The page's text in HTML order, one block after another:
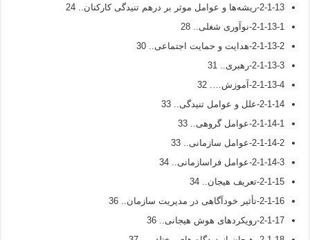
2-1-13-ریشه‌ها و عوامل موثر بر درهم تنیدگی کارکنان.. 24
2-1-13-1-نوآوری شغلی.. 28
2-1-13-2-هدایت و حمایت اجتماعی.. 30
2-1-13-3-رهبری.. 31
2-1-13-4-آموزش…. 32
2-1-14-علل و عوامل تنیدگی.. 33
2-1-14-1-عوامل گروهی.. 33
2-1-14-2-عوامل سازمانی.. 33
2-1-14-3-عوامل فراسازمانی.. 34
2-1-15-تعریف هیجان.. 34
2-1-16-تأثیر خودآگاهی در مدیریت سازمان.. 36
2-1-17-رویکردهای هوش هیجانی.. 36